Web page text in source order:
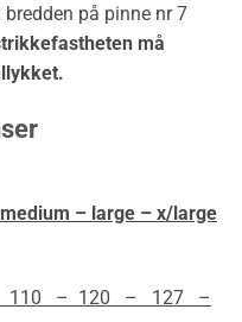
på pinne nr 7
må
– large – x/large
– 120 – 127 –